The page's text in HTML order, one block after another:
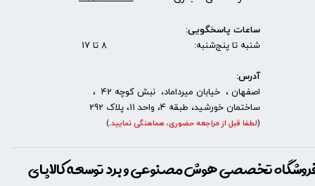
تخصصی هوش مصنوعی و برد توسعه کالاپای
ساعات پاسخگویی:
شنبه تا پنج‌شنبه: 8 تا 17
آدرس:
اصفهان ، خیابان میرداماد، نبش کوچه 42 ،
ساختمان خورشید، طبقه 4، واحد 11، پلاک 292
(لطفا قبل از مراجعه حضوری، هماهنگی نمایید.
)